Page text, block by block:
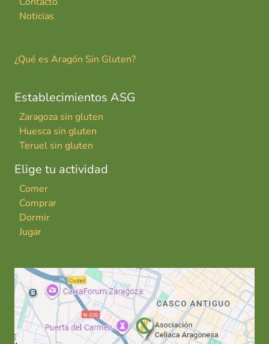
Noticias
¿Qué es Aragón Sin Gluten?
Establecimientos ASG
Zaragoza sin gluten
Huesca sin gluten
Teruel sin gluten
Elige tu actividad
Comer
Comprar
Dormir
Jugar